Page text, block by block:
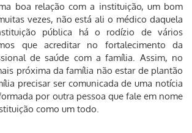
boa relação com a instituição, um bom
vezes, não está ali o médico daquela
pública há o rodízio de vários
que acreditar no fortalecimento da
de saúde com a família. Assim, no
próxima da família não estar de plantão
precisar ser comunicada de uma notícia
por outra pessoa que fale em nome
como um todo.